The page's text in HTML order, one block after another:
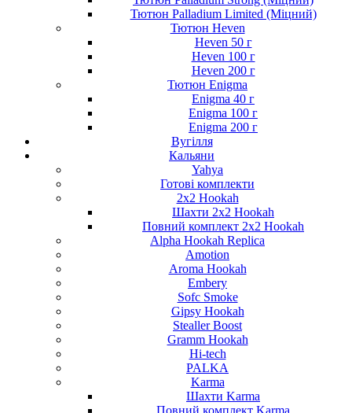
Тютюн Palladium Limited (Міцний)
Тютюн Heven
Heven 50 г
Heven 100 г
Heven 200 г
Тютюн Enigma
Enigma 40 г
Enigma 100 г
Enigma 200 г
Вугілля
Кальяни
Yahya
Готові комплекти
2x2 Hookah
Шахти 2x2 Hookah
Повний комплект 2x2 Hookah
Alpha Hookah Replica
Amotion
Aroma Hookah
Embery
Sofc Smoke
Gipsy Hookah
Stealler Boost
Gramm Hookah
Hi-tech
PALKA
Karma
Шахти Karma
Повний комплект Karma